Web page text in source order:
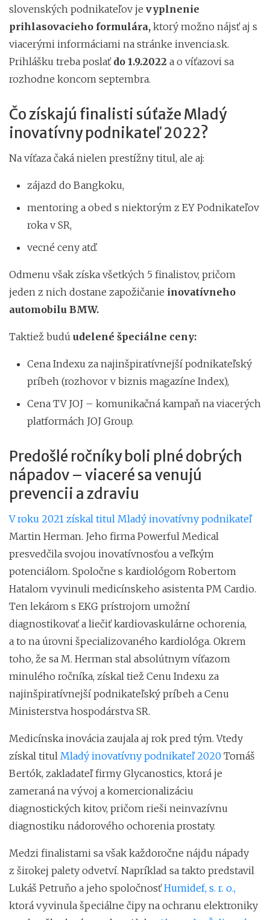
slovenských podnikateľov je vyplnenie
prihlasovacieho formulára, ktorý možno nájsť aj s
viacerými informáciami na stránke invencia.sk.
Prihlášku treba poslať do 1.9.2022 a o víťazovi sa
rozhodne koncom septembra.
Čo získajú finalisti súťaže Mladý
inovatívny podnikateľ 2022?
Na víťaza čaká nielen prestížny titul, ale aj:
zájazd do Bangkoku,
mentoring a obed s niektorým z EY Podnikateľov
roka v SR,
vecné ceny atď.
Odmenu však získa všetkých 5 finalistov, pričom
jeden z nich dostane zapožičanie inovatívneho
automobilu BMW.
Taktiež budú udelené špeciálne ceny:
Cena Indexu za najinšpiratívnejší podnikateľský
príbeh (rozhovor v biznis magazíne Index),
Cena TV JOJ – komunikačná kampaň na viacerých
platformách JOJ Group.
Predošlé ročníky boli plné dobrých
nápadov – viaceré sa venujú
prevencii a zdraviu
V roku 2021 získal titul Mladý inovatívny podnikateľ
Martin Herman. Jeho firma Powerful Medical
presvedčila svojou inovatívnosťou a veľkým
potenciálom. Spoločne s kardiológom Robertom
Hatalom vyvinuli medicínskeho asistenta PM Cardio.
Ten lekárom s EKG prístrojom umožní
diagnostikovať a liečiť kardiovaskulárne ochorenia,
a to na úrovni špecializovaného kardiológa. Okrem
toho, že sa M. Herman stal absolútnym víťazom
minulého ročníka, získal tiež Cenu Indexu za
najinšpiratívnejší podnikateľský príbeh a Cenu
Ministerstva hospodárstva SR.
Medicínska inovácia zaujala aj rok pred tým. Vtedy
získal titul Mladý inovatívny podnikateľ 2020 Tomáš
Bertók, zakladateľ firmy Glycanostics, ktorá je
zameraná na vývoj a komercionalizáciu
diagnostických kitov, pričom rieši neinvazívnu
diagnostiku nádorového ochorenia prostaty.
Medzi finalistami sa však každoročne nájdu nápady
z širokej palety odvetví. Napríklad sa takto predstavil
Lukáš Petruňo a jeho spoločnosťHumidef, s. r. o.,
ktorá vyvinula špeciálne čipy na ochranu elektroniky